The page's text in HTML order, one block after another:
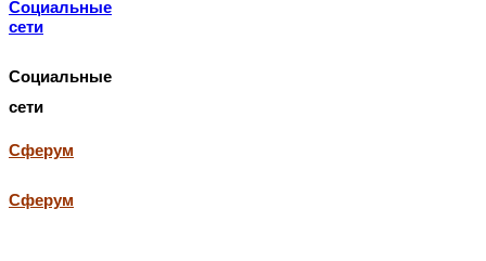
Социальные
сети
Социальные
сети
Сферум
Сферум